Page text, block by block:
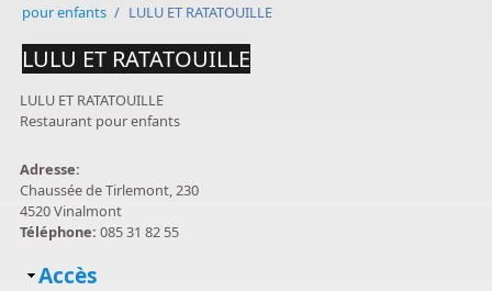
pour enfants / LULU ET RATATOUILLE
LULU ET RATATOUILLE
LULU ET RATATOUILLE
Restaurant pour enfants
Adresse:
Chaussée de Tirlemont, 230
4520 Vinalmont
Téléphone:085 31 82 55
Masquer
Accès